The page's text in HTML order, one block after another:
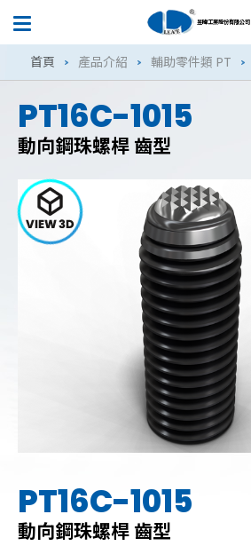
昱暐工業股份有限公司
首頁 產品介紹 輔助零件類 PT
PT16C-1015
動向鋼珠螺桿 齒型
PT16C-1015
動向鋼珠螺桿 齒型